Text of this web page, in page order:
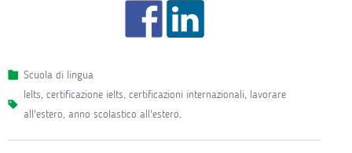
Scuola di lingua
ielts, certificazione ielts, certificazioni internazionali, lavorare
all'estero, anno scolastico all'estero.